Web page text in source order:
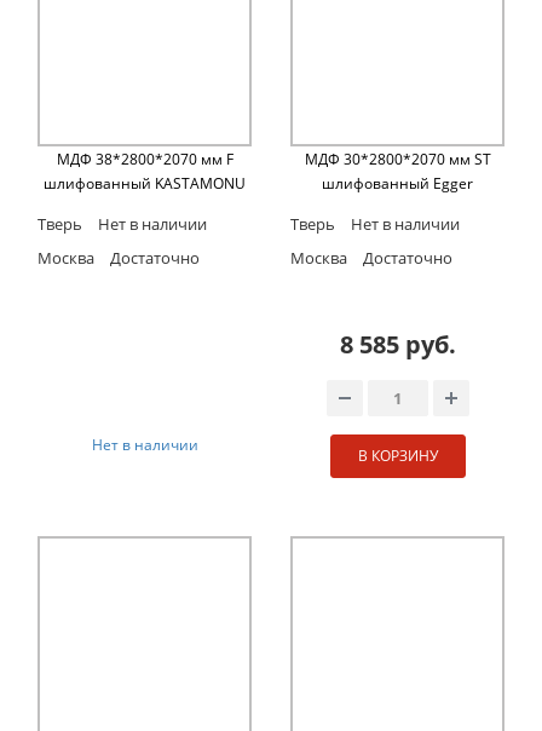
МДФ 38*2800*2070 мм F
шлифованный KASTAMONU
Тверь
Нет в наличии
Москва
Достаточно
Нет в наличии
МДФ 30*2800*2070 мм ST
шлифованный Egger
Тверь
Нет в наличии
Москва
Достаточно
8 585 руб.
В КОРЗИНУ